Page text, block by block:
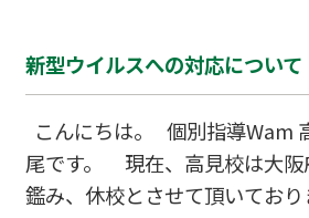
単科目～５教科までの個別指
行い 15日からはいよいよ通常
関西の全ての小中高校が通常授
防止（換気・手洗い・マスク
がら、 新学年の勉強に一緒に
張りましょう！ Wamで一緒
新型ウイルスへの対応について
こんにちは。 個別指導Wam
尾です。 現在、高見校は大阪
鑑み、休校とさせて頂いてお